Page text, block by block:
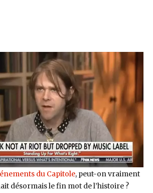
du Capitole, peut-on vraiment
désormais le fin mot de l’histoire ?